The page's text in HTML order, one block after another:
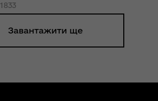
1833
Завантажити ще